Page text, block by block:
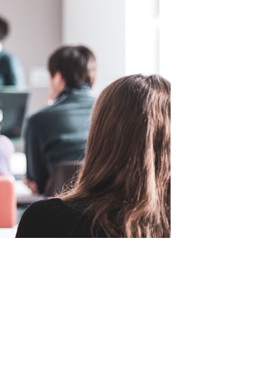
職種について
研修について
よくあるご質問